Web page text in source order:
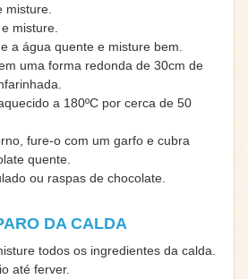
misture.
misture.
a água quente e misture bem.
uma forma redonda de 30cm de
a 180ºC por cerca de 50
fure-o com um garfo e cubra
quente.
ou raspas de chocolate.
DA CALDA
todos os ingredientes da calda.
até ferver.